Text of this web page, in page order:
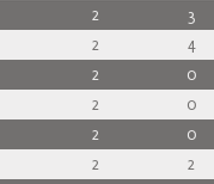
2
3
2
4
2
0
2
0
2
0
2
2